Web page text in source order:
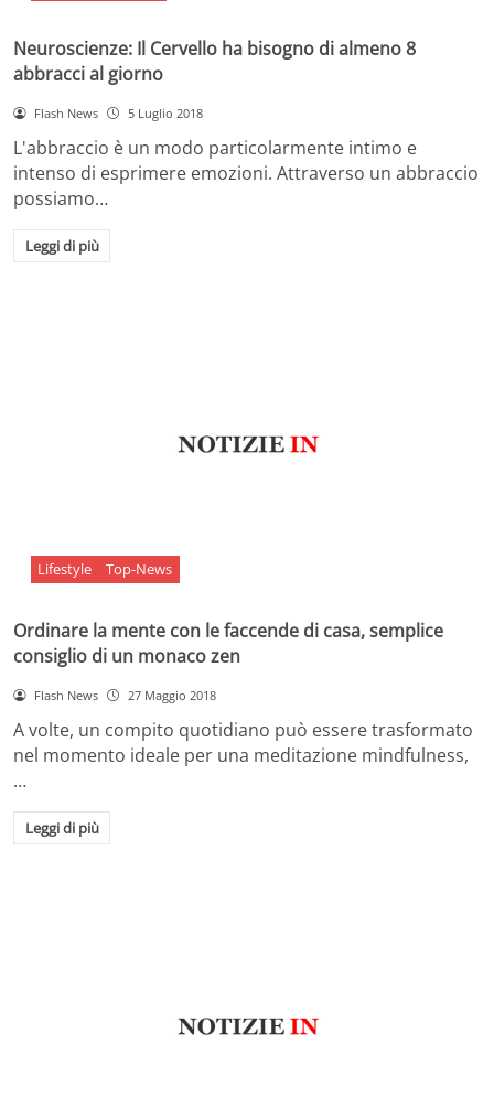
Neuroscienze: Il Cervello ha bisogno di almeno 8
abbracci al giorno
Flash News 5 Luglio 2018
L'abbraccio è un modo particolarmente intimo e
intenso di esprimere emozioni. Attraverso un abbraccio
possiamo…
Leggi di più
Lifestyle Top-News
Ordinare la mente con le faccende di casa, semplice
consiglio di un monaco zen
Flash News 27 Maggio 2018
A volte, un compito quotidiano può essere trasformato
nel momento ideale per una meditazione mindfulness,
…
Leggi di più